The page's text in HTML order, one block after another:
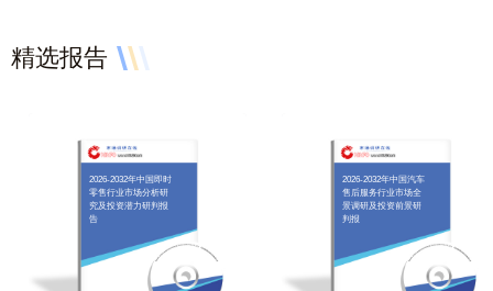
精选报告
2026-2032年中国即时
零售行业市场分析研
究及投资潜力研判报
告
2026-2032年中国汽车
售后服务行业市场全
景调研及投资前景研
判报